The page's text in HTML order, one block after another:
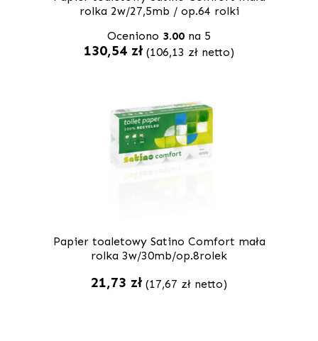
rolka 2w/27,5mb / op.64 rolki
Oceniono 3.00 na 5
130,54 zł (106,13 zł netto)
Papier toaletowy Satino Comfort mała
rolka 3w/30mb/op.8rolek
21,73 zł (17,67 zł netto)